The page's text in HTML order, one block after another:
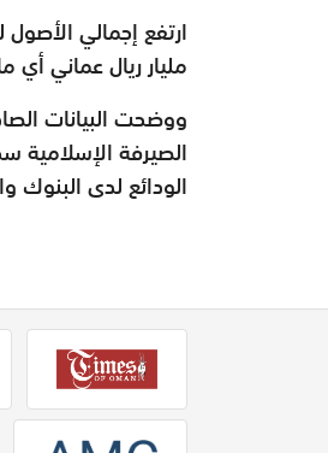
مليار ريال عماني أي ما نسبته 17.6 بالمائة من إجمالي أصول
ووضحت البيانات
الودائع لدى البنوك والنوافذ